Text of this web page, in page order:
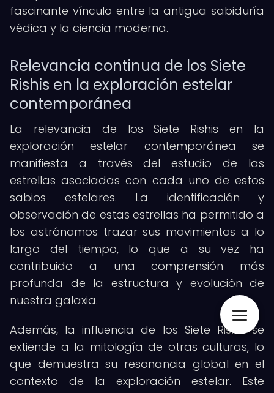
fascinante vínculo entre la antigua sabiduría
védica y la ciencia moderna.
Relevancia continua de los Siete
Rishis en la exploración estelar
contemporánea
La relevancia de los Siete Rishis en la
exploración estelar contemporánea se
manifiesta a través del estudio de las
estrellas asociadas con cada uno de estos
sabios estelares. La identificación y
observación de estas estrellas ha permitido a
los astrónomos trazar sus movimientos a lo
largo del tiempo, lo que a su vez ha
contribuido a una comprensión más
profunda de la estructura y evolución de
nuestra galaxia.
Además, la influencia de los Siete Rishis se
extiende a la mitología de otras culturas, lo
que demuestra su resonancia global en el
contexto de la exploración estelar. Este